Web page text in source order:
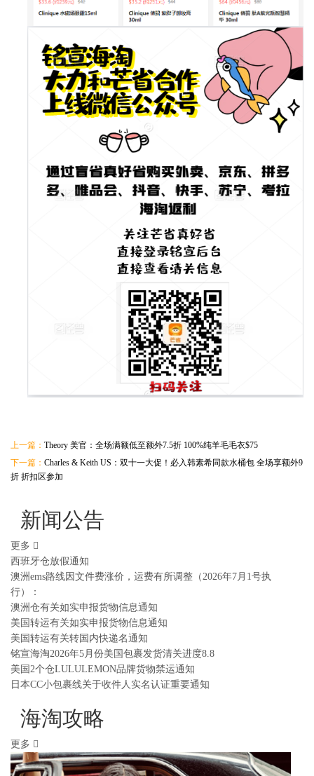
上一篇： Theory 美官：全场满额低至额外7.5折 100%纯羊毛毛衣$75
下一篇： Charles & Keith US：双十一大促！必入韩素希同款水桶包 全场享额外9
折 折扣区参加
新闻公告
更多
西班牙仓放假通知
澳洲ems路线因文件费涨价，运费有所调整（2026年7月1号执
行）：
澳洲仓有关如实申报货物信息通知
美国转运有关如实申报货物信息通知
美国转运有关转国内快递名通知
铭宣海淘2026年5月份美国包裹发货清关进度8.8
美国2个仓LULULEMON品牌货物禁运通知
日本CC小包裹线关于收件人实名认证重要通知
海淘攻略
更多